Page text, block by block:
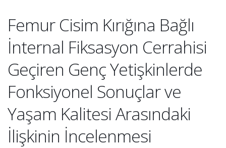
Femur Cisim Kırığına Bağlı
İnternal Fiksasyon Cerrahisi
Geçiren Genç Yetişkinlerde
Fonksiyonel Sonuçlar ve
Yaşam Kalitesi Arasındaki
İlişkinin İncelenmesi